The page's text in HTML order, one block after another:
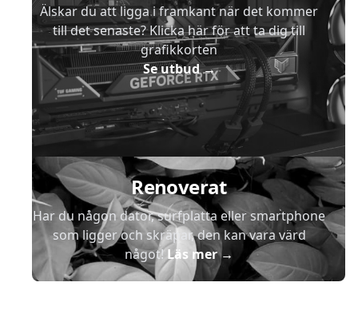
Älskar du att ligga i framkant när det kommer
till det senaste? Klicka här för att ta dig till
grafikkorten
Se utbud→
Renoverat
Har du någon dator, surfplatta eller smartphone
som ligger och skräpar, den kan vara värd
något!Läs mer→